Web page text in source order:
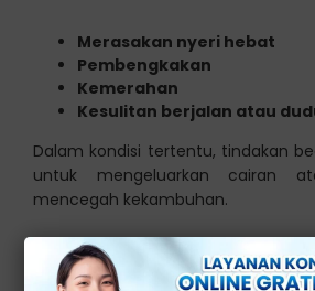
Merasakan nyeri hebat
Pembengkakan
Kemerahan
Kesulitan berjalan atau
Dalam kondisi tertentu, tindakan
untuk mengeluarkan cairan
mencegah kekambuhan.
Tahapan Metode